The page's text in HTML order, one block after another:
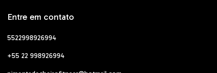
Entre em contato
5522998926994
+55 22 998926994